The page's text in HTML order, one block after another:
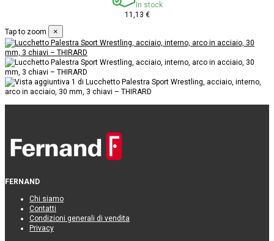
In stock
11,13 €
Tap to zoom
×
FERNAND
Chi siamo
Contatti
Condizioni generali di vendita
Privacy